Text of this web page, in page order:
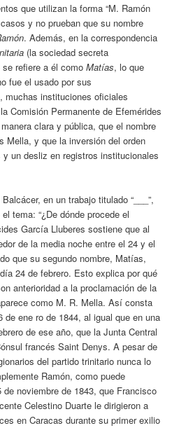
que utilizan la forma “M. Ramón
y no prueban que su nombre
. Además, en la correspondencia
(la sociedad secreta
se refiere a él comoMatías, lo que
fue el usado por sus
muchas instituciones oficiales
Comisión Permanente de Efemérides
clara y pública, que el nombre
Mella, y que la inversión del orden
un desliz en registros institucionales
en un trabajo titulado “___”,
tema: “¿De dónde procede el
García Lluberes sostiene que al
de la media noche entre el 24 y el
que su segundo nombre, Matías,
24 de febrero. Esto explica por qué
anterioridad a la proclamación de la
como M. R. Mella. Así consta
ene ro de 1844, al igual que en una
de ese año, que la Junta Central
francés Saint Denys. A pesar de
del partido trinitario nunca lo
Ramón, como puede
noviembre de 1843, que Francisco
Celestino Duarte le dirigieron a
en Caracas durante su primer exilio